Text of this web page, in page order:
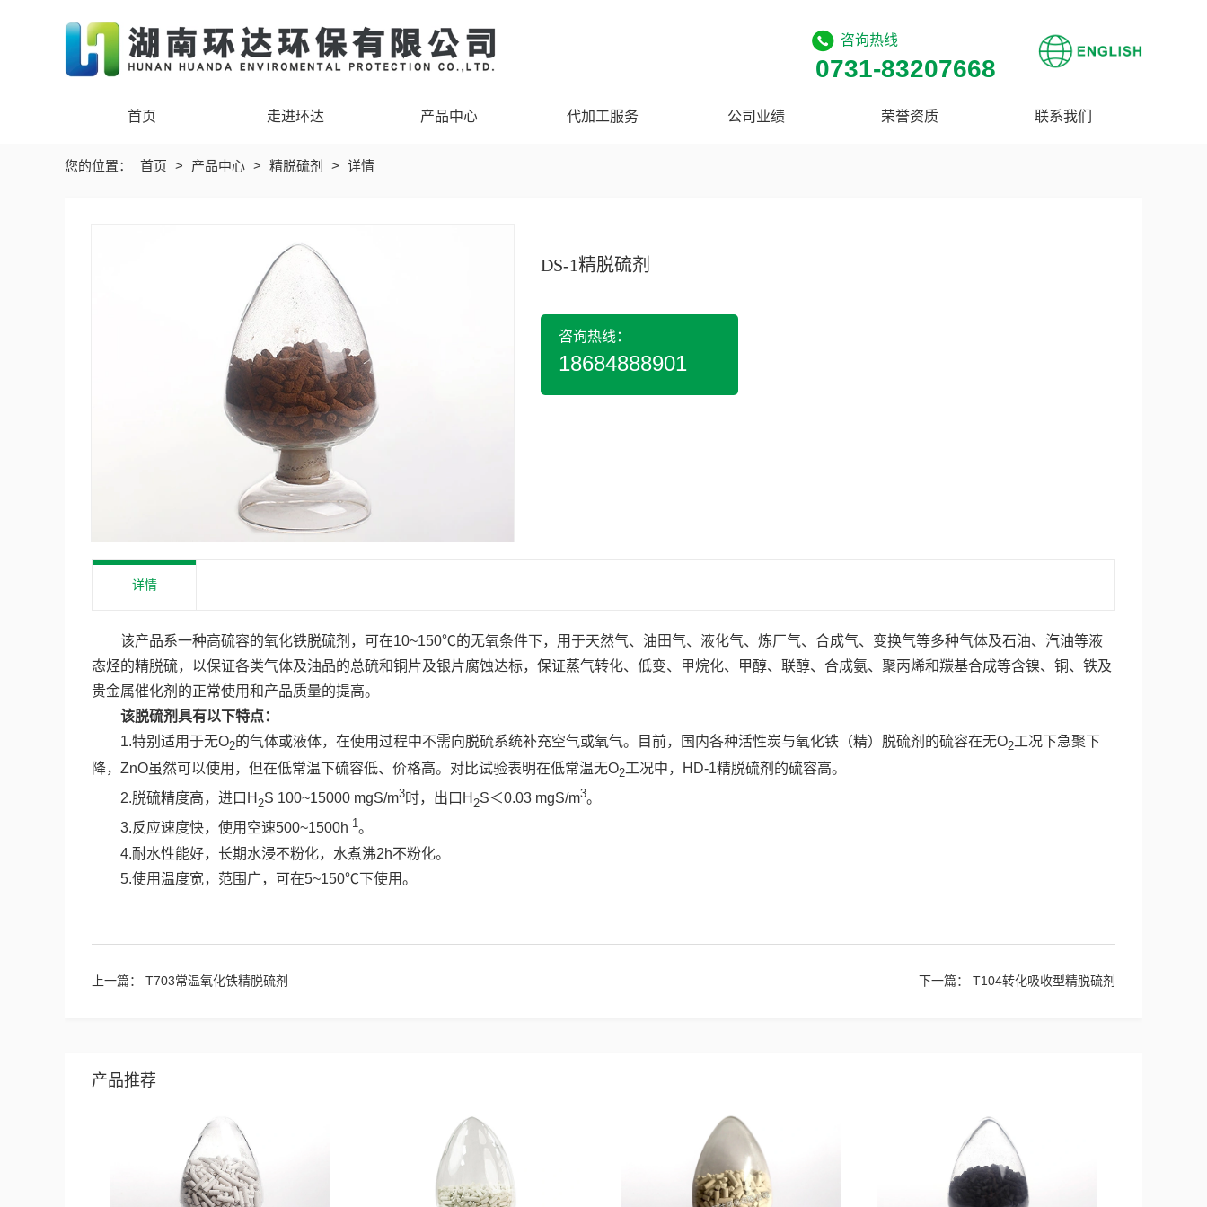
首页 走进环达 产品中心 代加工服务 公司业绩 荣誉资质 联系我们
咨询热线
0731-83207668
您的位置： 首页 > 产品中心 > 精脱硫剂 > 详情
DS-1精脱硫剂
咨询热线：
18684888901
详情
该产品系一种高硫容的氧化铁脱硫剂，可在10~150℃的无氧条件下，用于天然气、油田气、液化气、炼厂气、合成气、变换气等多种气体及石油、汽油等液
态烃的精脱硫，以保证各类气体及油品的总硫和铜片及银片腐蚀达标，保证蒸气转化、低变、甲烷化、甲醇、联醇、合成氨、聚丙烯和羰基合成等含镍、铜、铁及
贵金属催化剂的正常使用和产品质量的提高。
该脱硫剂具有以下特点：
1.特别适用于无O2的气体或液体，在使用过程中不需向脱硫系统补充空气或氧气。目前，国内各种活性炭与氧化铁（精）脱硫剂的硫容在无O2工况下急聚下
降，ZnO虽然可以使用，但在低常温下硫容低、价格高。对比试验表明在低常温无O2工况中，HD-1精脱硫剂的硫容高。
2.脱硫精度高，进口H 2S 100~15000 mgS/m3时，出口H 2S＜0.03 mgS/m3。
3.反应速度快，使用空速500~1500h-1。
4.耐水性能好，长期水浸不粉化，水煮沸2h不粉化。
5.使用温度宽，范围广，可在5~150℃下使用。
上一篇： T703常温氧化铁精脱硫剂 下一篇： T104转化吸收型精脱硫剂
产品推荐